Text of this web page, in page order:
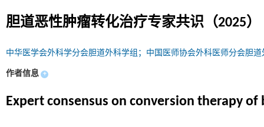
胆道恶性肿瘤转化治疗专家共识（2025）
中华医学会外科学分会胆道外科学组；中国医师协会外科医师分会胆
作者信息 +
Expert consensus on conversion therapy of